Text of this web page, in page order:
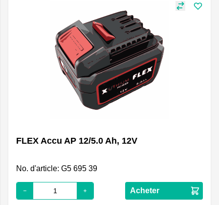
FLEX Accu AP 12/5.0 Ah, 12V
No. d'article: G5 695 39
Acheter